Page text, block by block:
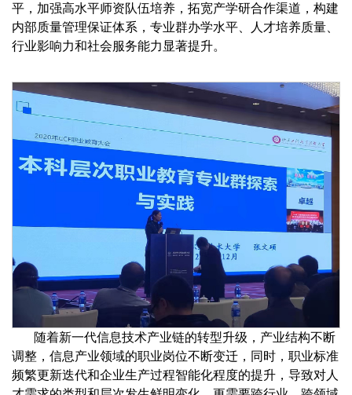
平，加强高水平师资队伍培养，拓宽产学研合作渠道，构建
内部质量管理保证体系，专业群办学水平、人才培养质量、
行业影响力和社会服务能力显著提升。
随着新一代信息技术产业链的转型升级，产业结构不断
调整，信息产业领域的职业岗位不断变迁，同时，职业标准
频繁更新迭代和企业生产过程智能化程度的提升，导致对人